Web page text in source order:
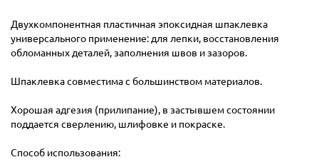
Двухкомпонентная пластичная эпоксидная шпаклевка
универсального применение: для лепки, восстановления
обломанных деталей, заполнения швов и зазоров.
Шпаклевка совместима с большинством материалов.
Хорошая адгезия (прилипание), в застывшем состоянии
поддается сверлению, шлифовке и покраске.
Способ использования: